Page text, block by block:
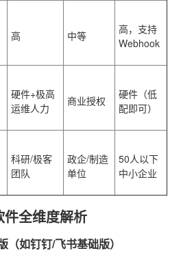
高 中等
高，支持
Webhook
硬件+极高
运维人力
商业授权
硬件（低
配即可）
科研/极客
团队
政企/制造
单位
50人以下
中小企业
全维度解析
如钉钉/飞书基础版）